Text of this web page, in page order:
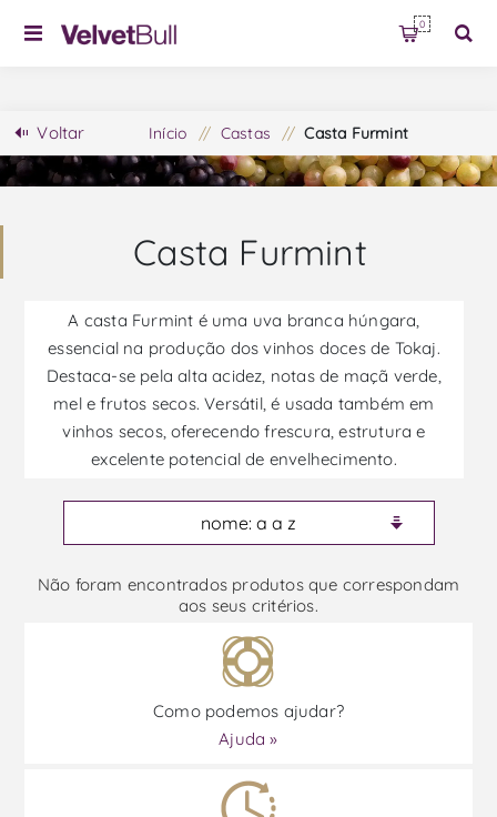
0
Voltar Início / Castas / Casta Furmint
Casta Furmint
A casta Furmint é uma uva branca húngara,
essencial na produção dos vinhos doces de Tokaj.
Destaca-se pela alta acidez, notas de maçã verde,
mel e frutos secos. Versátil, é usada também em
vinhos secos, oferecendo frescura, estrutura e
excelente potencial de envelhecimento.
Não foram encontrados produtos que correspondam
aos seus critérios.
Como podemos ajudar?
Ajuda »